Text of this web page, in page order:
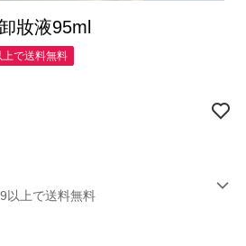
妝液95ml
で送料無料
以上で送料無料